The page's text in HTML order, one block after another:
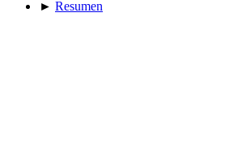
► Resumen